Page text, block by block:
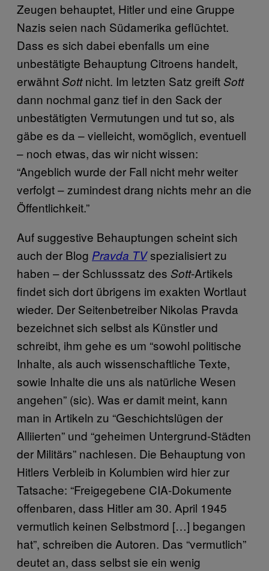
Zeugen behauptet, Hitler und eine Gruppe
Nazis seien nach Südamerika geflüchtet.
Dass es sich dabei ebenfalls um eine
unbestätigte Behauptung Citroens handelt,
erwähntSottnicht. Im letzten Satz greiftSott
dann nochmal ganz tief in den Sack der
unbestätigten Vermutungen und tut so, als
gäbe es da – vielleicht, womöglich, eventuell
– noch etwas, das wir nicht wissen:
“Angeblich wurde der Fall nicht mehr weiter
verfolgt – zumindest drang nichts mehr an die
Öffentlichkeit.”
Auf suggestive Behauptungen scheint sich
auch der Blog Pravda TVspezialisiert zu
haben – der Schlusssatz des Sott-Artikels
findet sich dort übrigens im exakten Wortlaut
wieder. Der Seitenbetreiber Nikolas Pravda
bezeichnet sich selbst als Künstler und
schreibt, ihm gehe es um “sowohl politische
Inhalte, als auch wissenschaftliche Texte,
sowie Inhalte die uns als natürliche Wesen
angehen” (sic). Was er damit meint, kann
man in Artikeln zu “Geschichtslügen der
Alliierten” und “geheimen Untergrund-Städten
der Militärs” nachlesen. Die Behauptung von
Hitlers Verbleib in Kolumbien wird hier zur
Tatsache: “Freigegebene CIA-Dokumente
offenbaren, dass Hitler am 30. April 1945
vermutlich keinen Selbstmord […] begangen
hat”, schreiben die Autoren. Das “vermutlich”
deutet an, dass selbst sie ein wenig